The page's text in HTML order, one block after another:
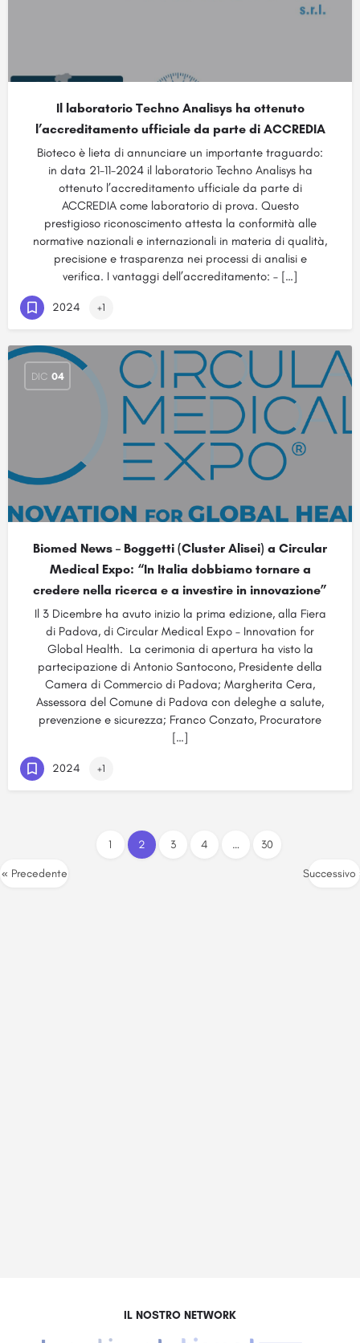
Il laboratorio Techno Analisys ha ottenuto
l’accreditamento ufficiale da parte di ACCREDIA
Bioteco è lieta di annunciare un importante traguardo:
in data 21-11-2024 il laboratorio Techno Analisys ha
ottenuto l’accreditamento ufficiale da parte di
ACCREDIA come laboratorio di prova. Questo
prestigioso riconoscimento attesta la conformità alle
normative nazionali e internazionali in materia di qualità,
precisione e trasparenza nei processi di analisi e
verifica. I vantaggi dell’accreditamento: – […]
2024 +1
DIC 04
Biomed News – Boggetti (Cluster Alisei) a Circular
Medical Expo: “In Italia dobbiamo tornare a
credere nella ricerca e a investire in innovazione”
Il 3 Dicembre ha avuto inizio la prima edizione, alla Fiera
di Padova, di Circular Medical Expo – Innovation for
Global Health. La cerimonia di apertura ha visto la
partecipazione di Antonio Santocono, Presidente della
Camera di Commercio di Padova; Margherita Cera,
Assessora del Comune di Padova con deleghe a salute,
prevenzione e sicurezza; Franco Conzato, Procuratore
[…]
2024 +1
« Precedente
1 2 3 4 … 30
Successivo
IL NOSTRO NETWORK